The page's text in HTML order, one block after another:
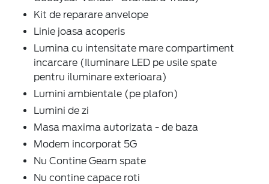
Kit de reparare anvelope
Linie joasa acoperis
Lumina cu intensitate mare compartiment
incarcare (Iluminare LED pe usile spate
pentru iluminare exterioara)
Lumini ambientale (pe plafon)
Lumini de zi
Masa maxima autorizata - de baza
Modem incorporat 5G
Nu Contine Geam spate
Nu contine capace roti